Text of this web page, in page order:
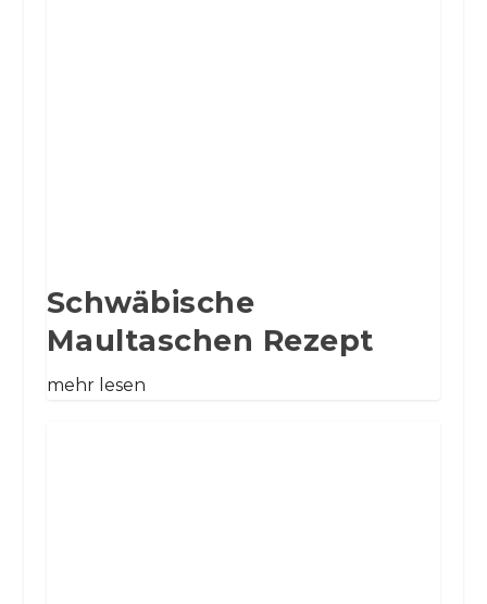
Schwäbische
Maultaschen Rezept
mehr lesen